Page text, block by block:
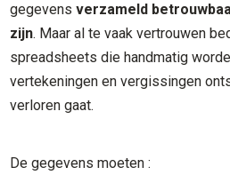
gegevensverzameld
zijn. Maar al te vaak vertrouwen
spreadsheets die handmatig
vertekeningen en vergissingen
verloren gaat.
De gegevens moeten :